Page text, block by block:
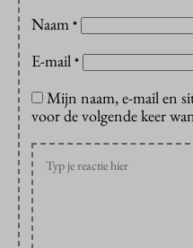
Naam *
E-mail *
Mijn naam, e-mail en
voor de volgende keer